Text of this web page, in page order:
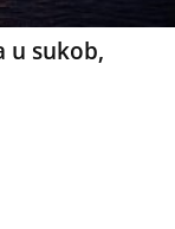
u sukob,